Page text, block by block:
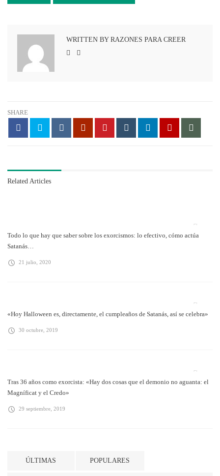
WRITTEN BY RAZONES PARA CREER
SHARE
Related Articles
Todo lo que hay que saber sobre los exorcismos: lo efectivo, cómo actúa
Satanás…
21 julio, 2020
«Hoy Halloween es, directamente, el cumpleaños de Satanás, así se celebra»
30 octubre, 2019
Tras 36 años como exorcista: «Hay dos cosas que el demonio no aguanta: el
Magníficat y el Credo»
29 septiembre, 2019
ÚLTIMAS POPULARES